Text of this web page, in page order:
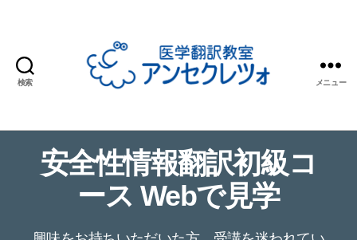
検索
学
翻
訳
教
室
ン
メニュー
安全性情報翻訳初級コ
ース Webで見学